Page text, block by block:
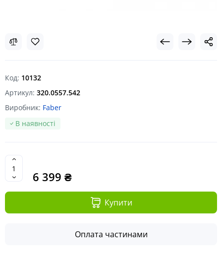
Код: 10132
Артикул: 320.0557.542
Виробник: Faber
В наявності
6 399 ₴
Купити
Оплата частинами